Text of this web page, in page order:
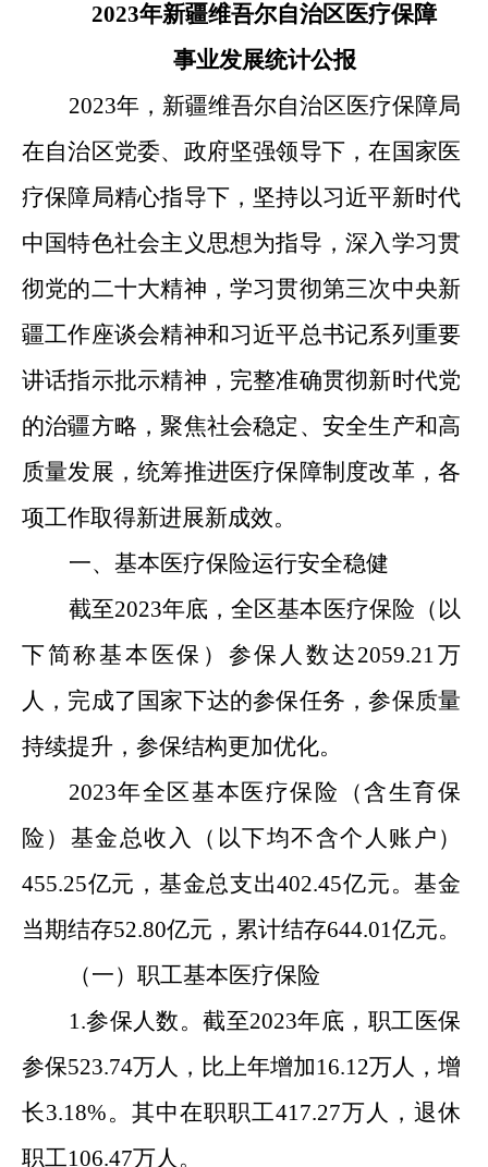
2023年新疆维吾尔自治区医疗保障
事业发展统计公报
2023年，新疆维吾尔自治区医疗保障局
在自治区党委、政府坚强领导下，在国家医
疗保障局精心指导下，坚持以习近平新时代
中国特色社会主义思想为指导，深入学习贯
彻党的二十大精神，学习贯彻第三次中央新
疆工作座谈会精神和习近平总书记系列重要
讲话指示批示精神，完整准确贯彻新时代党
的治疆方略，聚焦社会稳定、安全生产和高
质量发展，统筹推进医疗保障制度改革，各
项工作取得新进展新成效。
一、基本医疗保险运行安全稳健
截至2023年底，全区基本医疗保险（以
下简称基本医保）参保人数达2059.21万
人， 完成了国家下达的参保任务，参保质量
持续提升，参保结构更加优化。
2023年全区基本医疗保险（含生育保
险）基金总收入（ 以下均不含个人账户 ）
455.25亿元，基金总支出402.45亿元。基金
当期结存52.80亿元，累计结存644.01亿元。
（一）职工基本医疗保险
1.参保人数。截至2023年底，职工医保
参保523.74万人， 比上年增加16.12万人，增
长3.18%。其中在职职工417.27万人，退休
职工106.47万人。